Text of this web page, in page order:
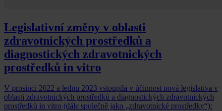
Legislativní změny v oblasti
zdravotnických prostředků a
diagnostických zdravotnických
prostředků in vitro
V prosinci 2022 a lednu 2023 vstoupila v účinnost nová legislativa v
oblasti zdravotnických prostředků a diagnostických zdravotnických
prostředků in vitro (dále společně jako „zdravotnické prostředky“):